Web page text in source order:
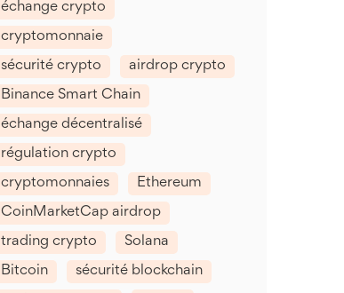
échange crypto
cryptomonnaie
sécurité crypto airdrop crypto
Binance Smart Chain
échange décentralisé
régulation crypto
cryptomonnaies Ethereum
CoinMarketCap airdrop
trading crypto Solana
Bitcoin sécurité blockchain